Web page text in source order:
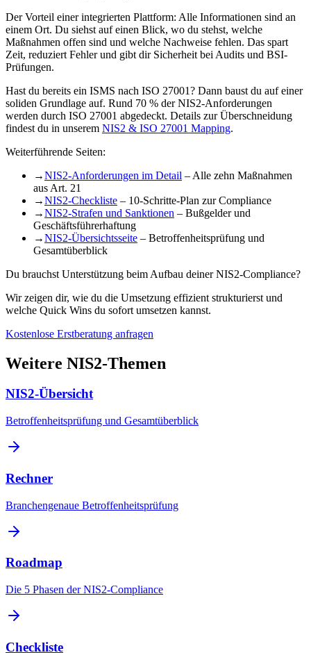
Der Vorteil einer integrierten Plattform: Alle Informationen sind an
einem Ort. Du siehst auf einen Blick, wo du stehst, welche
Maßnahmen offen sind und welche Nachweise fehlen. Das spart
Zeit, reduziert Fehler und gibt dir Sicherheit bei Audits und BSI-
Prüfungen.
Hast du bereits ein ISMS nach ISO 27001? Dann baust du auf einer
soliden Grundlage auf. Rund 70 % der NIS2-Anforderungen
werden durch ISO 27001 abgedeckt. Details zur Überschneidung
findest du in unserem NIS2 & ISO 27001 Mapping.
Weiterführende Seiten:
→NIS2-Anforderungen im Detail – Alle zehn Maßnahmen
aus Art. 21
→NIS2-Checkliste – 10-Schritte-Plan zur Compliance
→NIS2-Strafen und Sanktionen – Bußgelder und
Geschäftsführerhaftung
→NIS2-Übersichtsseite – Betroffenheitsprüfung und
Gesamtüberblick
Du brauchst Unterstützung beim Aufbau deiner NIS2-Compliance?
Wir zeigen dir, wie du die Umsetzung effizient strukturierst und
welche Quick Wins du sofort umsetzen kannst.
Kostenlose Erstberatung anfragen
Weitere NIS2-Themen
NIS2-Übersicht
Betroffenheitsprüfung und Gesamtüberblick
Rechner
Branchengenaue Betroffenheitsprüfung
Roadmap
Die 5 Phasen der NIS2-Compliance
Checkliste